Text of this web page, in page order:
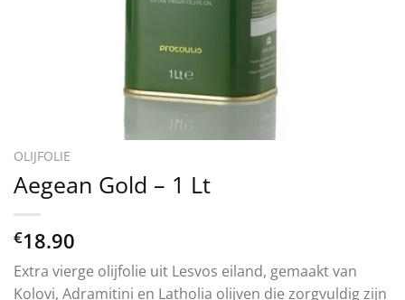
OLIJFOLIE
Aegean Gold – 1 Lt
€18.90
Extra vierge olijfolie uit Lesvos eiland, gemaakt van
Kolovi, Adramitini en Latholia olijven die zorgvuldig zijn